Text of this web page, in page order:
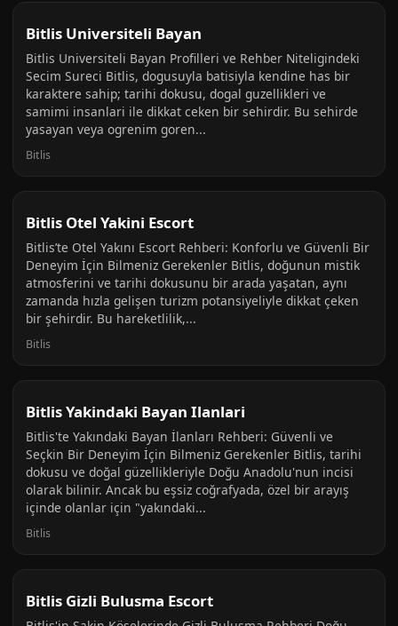
Bitlis Universiteli Bayan
Bitlis Universiteli Bayan Profilleri ve Rehber Niteligindeki
Secim Sureci Bitlis, dogusuyla batisiyla kendine has bir
karaktere sahip; tarihi dokusu, dogal guzellikleri ve
samimi insanlari ile dikkat ceken bir sehirdir. Bu sehirde
yasayan veya ogrenim goren...
Bitlis
Bitlis Otel Yakini Escort
Bitlis’te Otel Yakını Escort Rehberi: Konforlu ve Güvenli Bir
Deneyim İçin Bilmeniz Gerekenler Bitlis, doğunun mistik
atmosferini ve tarihi dokusunu bir arada yaşatan, aynı
zamanda hızla gelişen turizm potansiyeliyle dikkat çeken
bir şehirdir. Bu hareketlilik,...
Bitlis
Bitlis Yakindaki Bayan Ilanlari
Bitlis'te Yakındaki Bayan İlanları Rehberi: Güvenli ve
Seçkin Bir Deneyim İçin Bilmeniz Gerekenler Bitlis, tarihi
dokusu ve doğal güzellikleriyle Doğu Anadolu'nun incisi
olarak bilinir. Ancak bu eşsiz coğrafyada, özel bir arayış
içinde olanlar için "yakındaki...
Bitlis
Bitlis Gizli Bulusma Escort